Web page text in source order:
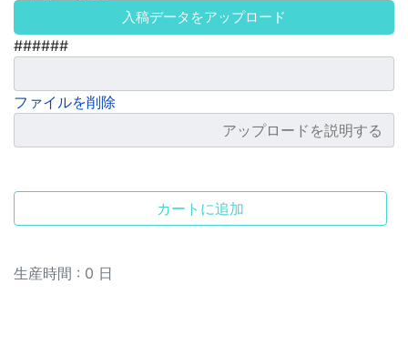
入稿データをアップロード
######
ファイルを削除
カートに追加
生産時間 : 0 日